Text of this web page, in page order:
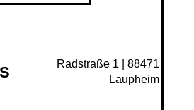
Radstraße 1 | 88471
Laupheim